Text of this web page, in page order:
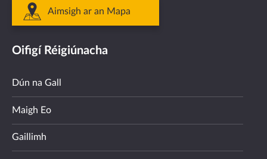
Aimsigh ar an Mapa
Oifigí Réigiúnacha
Dún na Gall
Maigh Eo
Gaillimh